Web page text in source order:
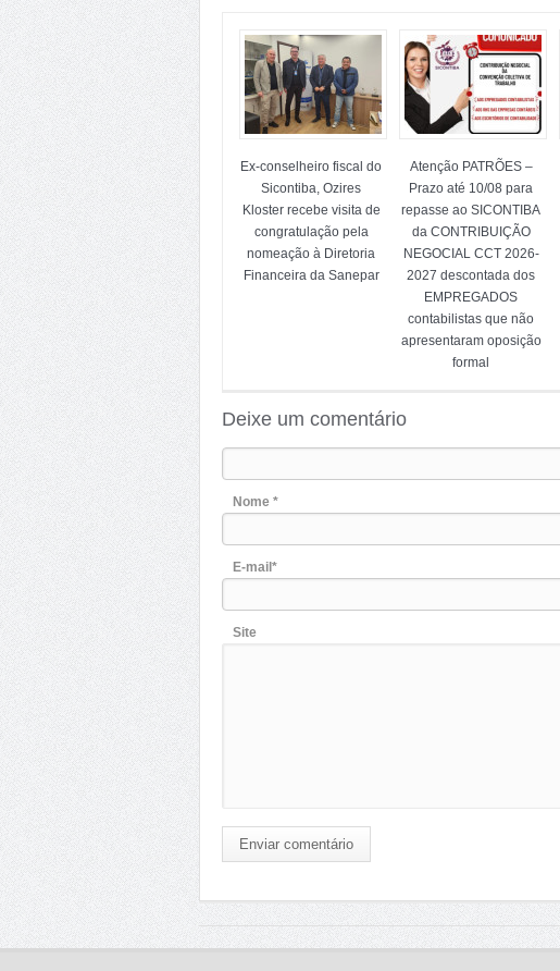
Ex-conselheiro fiscal do
Sicontiba, Ozires
Kloster recebe visita de
congratulação pela
nomeação à Diretoria
Financeira da Sanepar
Atenção PATRÕES –
Prazo até 10/08 para
repasse ao SICONTIBA
da CONTRIBUIÇÃO
NEGOCIAL CCT 2026-
2027 descontada dos
EMPREGADOS
contabilistas que não
apresentaram oposição
formal
Deixe um comentário
Nome *
E-mail*
Site
Enviar comentário